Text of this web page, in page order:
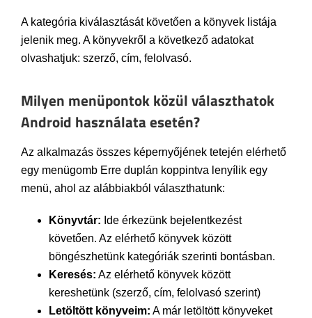
A kategória kiválasztását követően a könyvek listája
jelenik meg. A könyvekről a következő adatokat
olvashatjuk: szerző, cím, felolvasó.
Milyen menüpontok közül választhatok
Android használata esetén?
Az alkalmazás összes képernyőjének tetején elérhető
egy menügomb Erre duplán koppintva lenyílik egy
menü, ahol az alábbiakból választhatunk:
Könyvtár: Ide érkezünk bejelentkezést
követően. Az elérhető könyvek között
böngészhetünk kategóriák szerinti bontásban.
Keresés: Az elérhető könyvek között
kereshetünk (szerző, cím, felolvasó szerint)
Letöltött könyveim: A már letöltött könyveket